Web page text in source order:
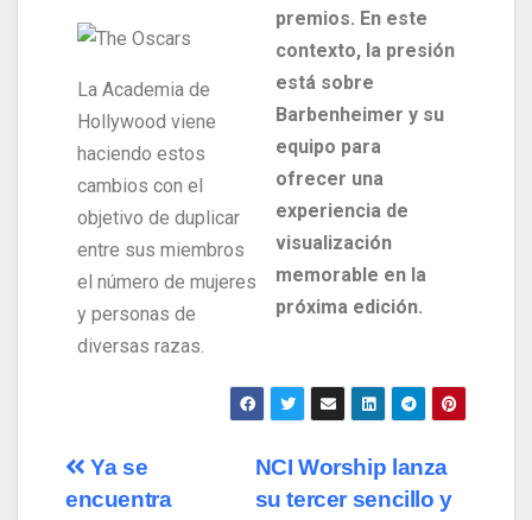
La Academia de
Hollywood viene
haciendo estos
cambios con el
objetivo de duplicar
entre sus miembros
el número de mujeres
y personas de
diversas razas.
premios. En este
contexto, la presión
está sobre
Barbenheimer y su
equipo para
ofrecer una
experiencia de
visualización
memorable en la
próxima edición.
NCI Worship lanza
su tercer sencillo y
Ya se
encuentra